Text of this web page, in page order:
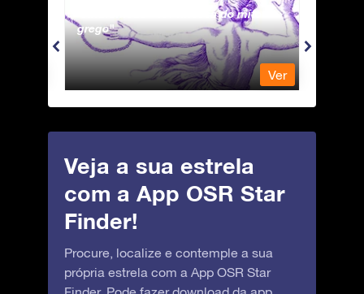
Andromeda - A Princesa do mito
grego
Ver
Veja a sua estrela
com a App OSR Star
Finder!
Procure, localize e contemple a sua
própria estrela com a App OSR Star